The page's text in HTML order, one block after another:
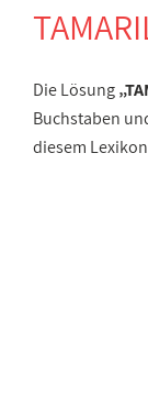
Die Lösung
Buchstaben
diesem